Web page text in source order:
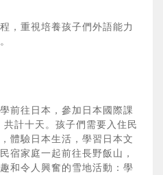
重視培養孩子們外語能力
往日本，參加日本國際課
計十天。孩子們需要入住民
體驗日本生活，學習日本文
宿家庭一起前往長野飯山，
和令人興奮的雪地活動：學